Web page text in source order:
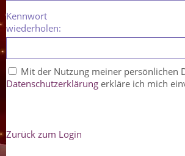
Kennwort
wiederholen:
Mit der Nutzung meiner persönlichen
Datenschutzerklärung erkläre ich mich
Zurück zum Login